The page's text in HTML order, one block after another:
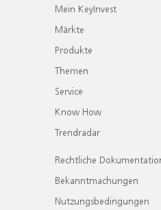
Mein KeyInvest
Märkte
Produkte
Themen
Service
Know How
Trendradar
Rechtliche
Bekanntmachungen
Nutzungsbedingungen